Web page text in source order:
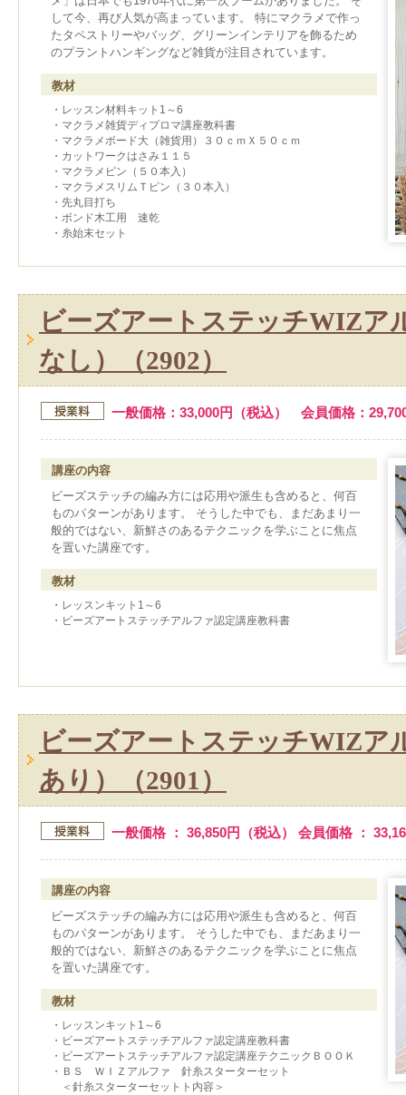
して今、再び人気が高まっています。 特にマクラメで作っ
たタペストリーやバッグ、グリーンインテリアを飾るため
のプラントハンギングなど雑貨が注目されています。
教材
・レッスン材料キット1～6
・マクラメ雑貨ディプロマ講座教科書
・マクラメボード大（雑貨用）３０ｃｍＸ５０ｃｍ
・カットワークはさみ１１５
・マクラメピン（５０本入）
・マクラメスリムＴピン（３０本入）
・先丸目打ち
・ボンド木工用 速乾
・糸始末セット
ビーズアートステッチWIZア
なし）（2902）
一般価格：33,000円（税込） 会員価格：
講座の内容
ビーズステッチの編み方には応用や派生も含めると、何百
ものパターンがあります。 そうした中でも、まだあまり一
般的ではない、新鮮さのあるテクニックを学ぶことに焦点
を置いた講座です。
教材
・レッスンキット1～6
・ビーズアートステッチアルファ認定講座教科書
ビーズアートステッチWIZア
あり）（2901）
一般価格 ： 36,850円（税込） 会員価格 ：
講座の内容
ビーズステッチの編み方には応用や派生も含めると、何百
ものパターンがあります。 そうした中でも、まだあまり一
般的ではない、新鮮さのあるテクニックを学ぶことに焦点
を置いた講座です。
教材
・レッスンキット1～6
・ビーズアートステッチアルファ認定講座教科書
・ビーズアートステッチアルファ認定講座テクニックＢＯＯＫ
・ＢＳ ＷＩＺアルファ 針糸スターターセット
＜針糸スターターセットト内容＞